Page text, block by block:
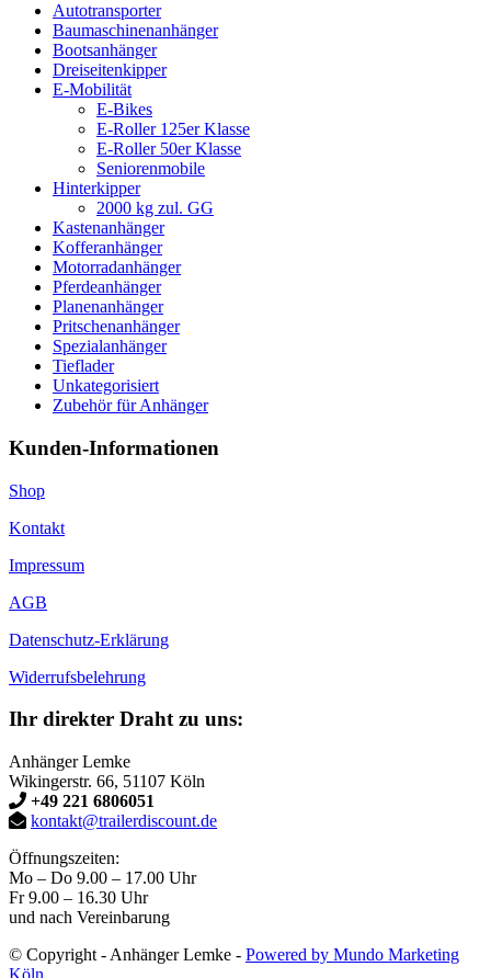
Autotransporter
Baumaschinenanhänger
Bootsanhänger
Dreiseitenkipper
E-Mobilität
E-Bikes
E-Roller 125er Klasse
E-Roller 50er Klasse
Seniorenmobile
Hinterkipper
2000 kg zul. GG
Kastenanhänger
Kofferanhänger
Motorradanhänger
Pferdeanhänger
Planenanhänger
Pritschenanhänger
Spezialanhänger
Tieflader
Unkategorisiert
Zubehör für Anhänger
Kunden-Informationen
Shop
Kontakt
Impressum
AGB
Datenschutz-Erklärung
Widerrufsbelehrung
Ihr direkter Draht zu uns:
Anhänger Lemke
Wikingerstr. 66, 51107 Köln
+49 221 6806051
kontakt@trailerdiscount.de
Öffnungszeiten:
Mo – Do 9.00 – 17.00 Uhr
Fr 9.00 – 16.30 Uhr
und nach Vereinbarung
© Copyright - Anhänger Lemke - Powered by Mundo Marketing